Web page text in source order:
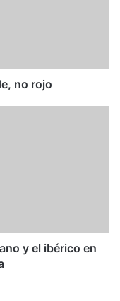
no rojo
y el ibérico en